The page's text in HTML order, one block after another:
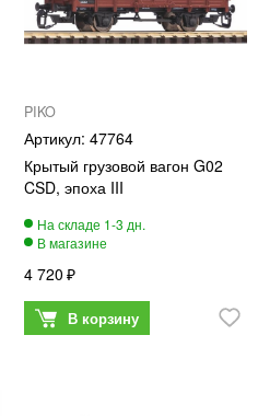
PIKO
47764
Крытый грузовой вагон G02
CSD, эпоха III
4 720